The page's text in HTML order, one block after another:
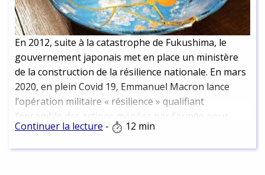
En 2012, suite à la catastrophe de Fukushima, le
gouvernement japonais met en place un ministère
de la construction de la résilience nationale. En mars
2020, en plein Covid 19, Emmanuel Macron lance
l’opération militaire « résilience » qualifiant
l’ensemble des actions menées par l’armée pour
combattre la pandémie. A Paris, si vous souffrez de
stress post-traumatique, une professeure de yoga
Continuer la lecture - 12 min